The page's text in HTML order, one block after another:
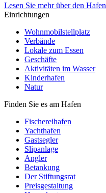
Lesen Sie mehr über den Hafen
Einrichtungen
Wohnmobilstellplatz
Verbände
Lokale zum Essen
Geschäfte
Aktivitäten im Wasser
Kinderhafen
Natur
Finden Sie es am Hafen
Fischereihafen
Yachthafen
Gastsegler
Slipanlage
Angler
Betankung
Der Stiftungsrat
Preisgestaltung